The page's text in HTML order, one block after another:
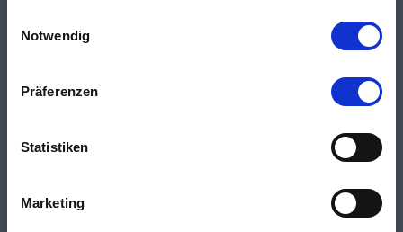
Notwendig
Präferenzen
Statistiken
Marketing